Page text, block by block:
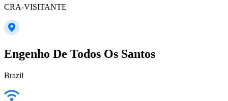
CRA-VISITANTE
Engenho De Todos Os Santos
Brazil